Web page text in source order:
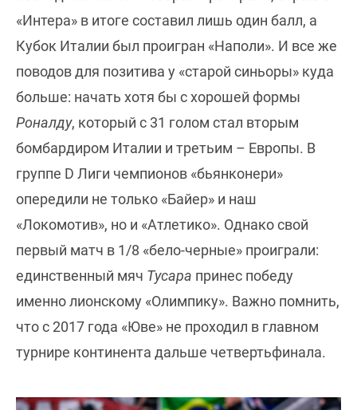
«Интера» в итоге составил лишь один балл, а
Кубок Италии был проигран «Наполи». И все же
поводов для позитива у «старой синьоры» куда
больше: начать хотя бы с хорошей формы
Роналду, который с 31 голом стал вторым
бомбардиром Италии и третьим – Европы. В
группе D Лиги чемпионов «бьянконери»
опередили не только «Байер» и наш
«Локомотив», но и «Атлетико». Однако свой
первый матч в 1/8 «бело-черные» проиграли:
единственный мяч Тусара принес победу
именно лионскому «Олимпику». Важно помнить,
что с 2017 года «Юве» не проходил в главном
турнире континента дальше четвертьфинала.